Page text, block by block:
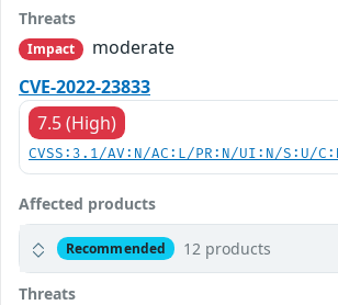
Threats
Impact
moderate
CVE-2022-23833
7.5 (High)
CVSS:3.1/AV:N/AC:L/PR:N/UI:N/S:U/
Affected products
Recommended 12 products
Threats